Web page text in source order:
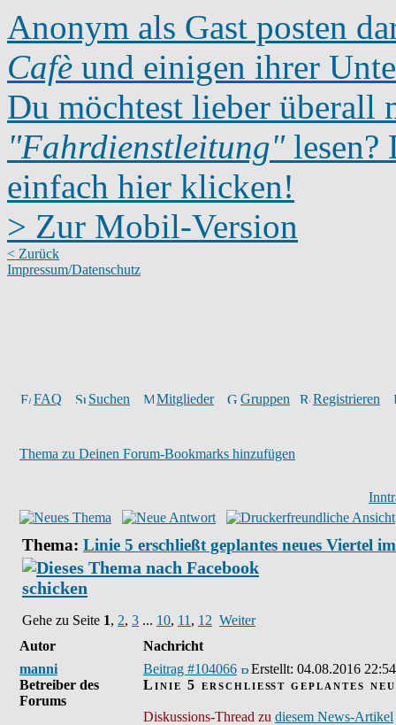
Anonym als Gast posten
Cafè und einigen ihrer
Du möchtest lieber überall
"Fahrdienstleitung"lesen?
einfach hier klicken!
> Zur Mobil-Version
< Zurück
Impressum/Datenschutz
FAQ Suchen Mitglieder Gruppen Registrieren
Thema zu Deinen Forum-Bookmarks hinzufügen
Thema: Linie 5 erschließt geplantes neues Viertel
Gehe zu Seite 1, 2, 3 ... 10, 11 , 12 Weiter
Autor
Nachricht
manni
Betreiber des
Forums
Beitrag #104066 Erstellt: 04.08.2016 22:54
Linie 5 erschließt geplantes
Diskussions-Thread zu diesem News-Artikel